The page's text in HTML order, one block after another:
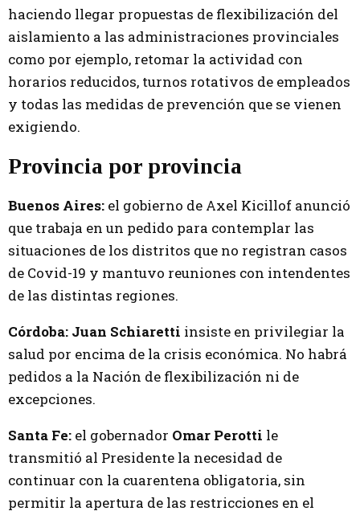
haciendo llegar propuestas de flexibilización del
aislamiento a las administraciones provinciales
como por ejemplo, retomar la actividad con
horarios reducidos, turnos rotativos de empleados
y todas las medidas de prevención que se vienen
exigiendo.
Provincia por provincia
Buenos Aires: el gobierno de Axel Kicillof anunció
que trabaja en un pedido para contemplar las
situaciones de los distritos que no registran casos
de Covid-19 y mantuvo reuniones con intendentes
de las distintas regiones.
Córdoba: Juan Schiaretti insiste en privilegiar la
salud por encima de la crisis económica. No habrá
pedidos a la Nación de flexibilización ni de
excepciones.
Santa Fe: el gobernador Omar Perotti le
transmitió al Presidente la necesidad de
continuar con la cuarentena obligatoria, sin
permitir la apertura de las restricciones en el